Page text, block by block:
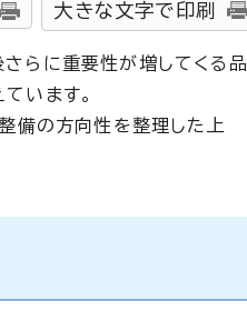
大きな文字で印刷
らに重要性が増してくる品
います。
備の方向性を整理した上